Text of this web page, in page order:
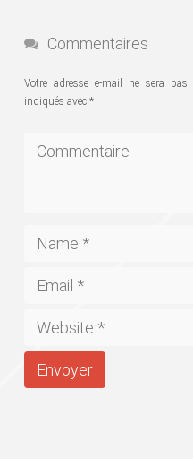
Commentaires
Votre adresse e-mail ne sera pas
indiqués avec *
Envoyer